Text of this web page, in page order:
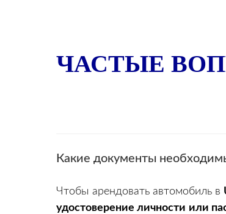
ЧАСТЫЕ
Какие документы
Чтобы арендовать автомобиль в
удостоверение личности или